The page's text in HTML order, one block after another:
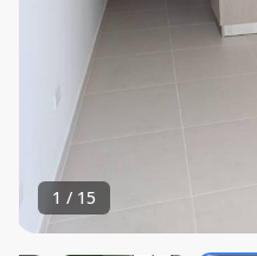
1 / 15